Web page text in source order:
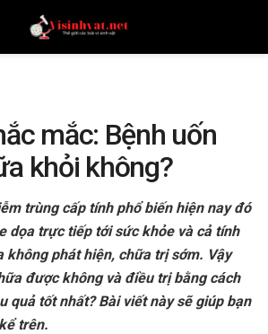
mắc: Bệnh uốn
khỏi không?
trùng cấp tính phổ biến hiện nay đó
dọa trực tiếp tới sức khỏe và cả tính
không phát hiện, chữa trị sớm. Vậy
được không và điều trị bằng cách
quả tốt nhất? Bài viết này sẽ giúp bạn
trên.